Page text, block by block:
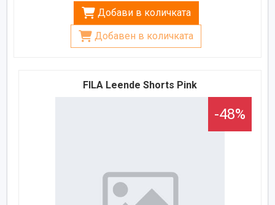
Добави в количката
Добавен в количката
FILA Leende Shorts Pink
-48%